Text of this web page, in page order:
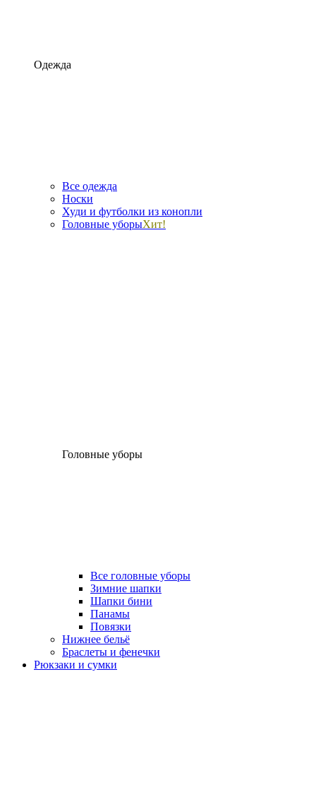
Одежда
Все одежда
Носки
Худи и футболки из конопли
Головные уборыХит!
Головные уборы
Все головные уборы
Зимние шапки
Шапки бини
Панамы
Повязки
Нижнее бельё
Браслеты и фенечки
Рюкзаки и сумки